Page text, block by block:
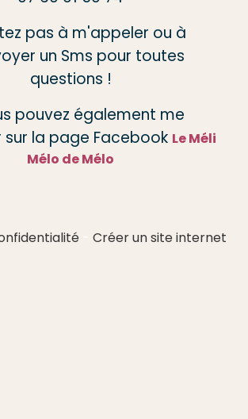
pas à m'appeler ou à
un Sms pour toutes
questions !
pouvez également me
la page Facebook Le Méli
Mélo de Mélo
Créer un site internet